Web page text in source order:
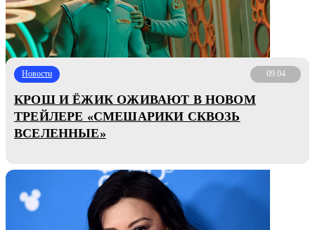
Новости 09.04
КРОШ И ЁЖИК ОЖИВАЮТ В НОВОМ
ТРЕЙЛЕРЕ «СМЕШАРИКИ СКВОЗЬ
ВСЕЛЕННЫЕ»